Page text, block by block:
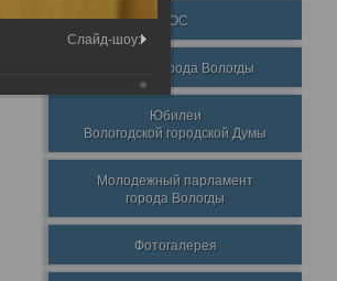
ТОС
Награды города Вологды
Юбилеи
Вологодской городской Думы
Молодежный парламент
города Вологды
Фотогалерея
Слайд-шоу: